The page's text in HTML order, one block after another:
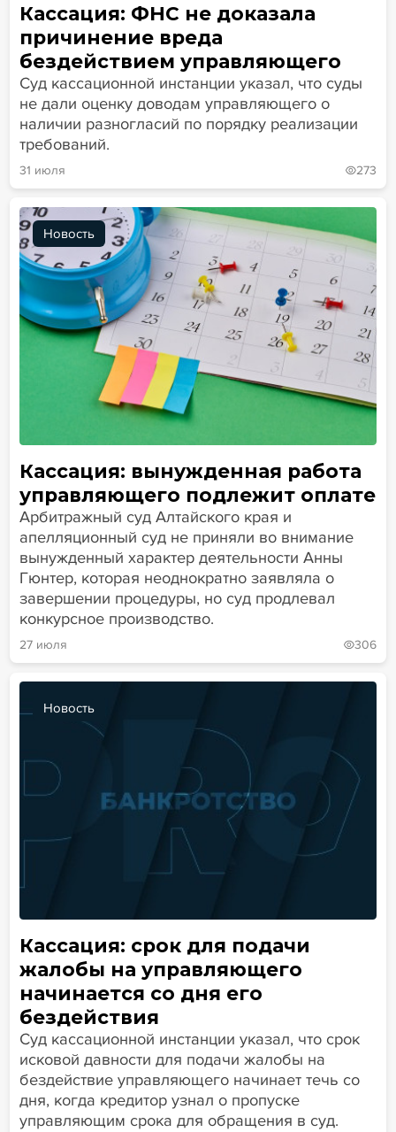
Кассация: ФНС не доказала
причинение вреда
бездействием управляющего
Суд кассационной инстанции указал, что суды
не дали оценку доводам управляющего о
наличии разногласий по порядку реализации
требований.
31 июля 273
Новость
Кассация: вынужденная работа
управляющего подлежит оплате
Арбитражный суд Алтайского края и
апелляционный суд не приняли во внимание
вынужденный характер деятельности Анны
Гюнтер, которая неоднократно заявляла о
завершении процедуры, но суд продлевал
конкурсное производство.
27 июля 306
Новость
Кассация: срок для подачи
жалобы на управляющего
начинается со дня его
бездействия
Суд кассационной инстанции указал, что срок
исковой давности для подачи жалобы на
бездействие управляющего начинает течь со
дня, когда кредитор узнал о пропуске
управляющим срока для обращения в суд.